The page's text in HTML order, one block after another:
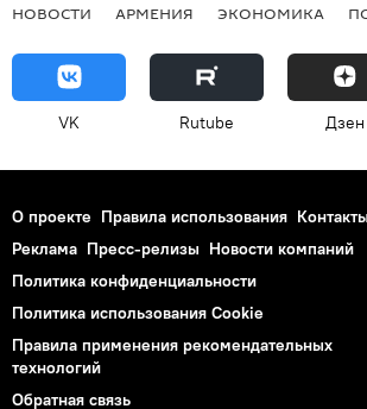
НОВОСТИ АРМЕНИЯ ЭКОНОМИКА
VK Rutube Дзен
О проекте Правила использования Контакты
Реклама Пресс-релизы Новости компаний
Политика конфиденциальности
Политика использования Cookie
Правила применения рекомендательных
технологий
Обратная связь